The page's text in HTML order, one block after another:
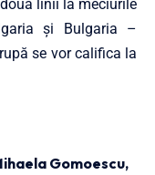
linii la meciurile
şi Bulgaria –
se vor califica la
Gomoescu,